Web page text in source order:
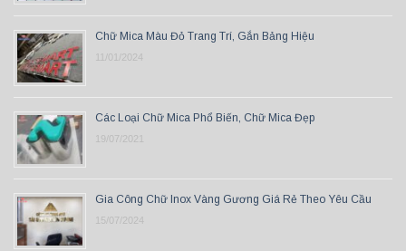
Chữ Mica Màu Đỏ Trang Trí, Gắn Bảng Hiệu
11/01/2024
Các Loại Chữ Mica Phổ Biến, Chữ Mica Đẹp
19/07/2021
Gia Công Chữ Inox Vàng Gương Giá Rẻ Theo Yêu Cầu
15/07/2024